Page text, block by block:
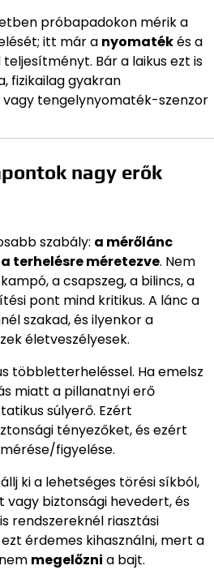
próbapadokon mérik a
itt már a nyomatékés a
Bár a laikus ezt is
fizikailag gyakran
tengelynyomaték-szenzor
nagy erők
szabály: a mérőlánc
terhelésre méretezve. Nem
a csapszeg, a bilincs, a
pont mind kritikus. A lánc a
szakad, és ilyenkor a
életveszélyesek.
többletterheléssel. Ha emelsz
miatt a pillanatnyi erő
súlyerő. Ezért
tényezőket, és ezért
figyelése.
ki a lehetséges törési síkból,
vagy biztonsági hevedert, és
rendszereknél riasztási
érdemes kihasználni, mert a
megelőzni a bajt.